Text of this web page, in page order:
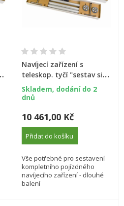
Navíjecí zařízení s
teleskop. tyčí "sestav si
sám", pojízdné, 3,7--5,4m
Skladem, dodání do 2
dnů
10 461,00 Kč
Přidat do košíku
Vše potřebné pro sestavení
kompletního pojízdného
navíjecího zařízení - dlouhé
balení